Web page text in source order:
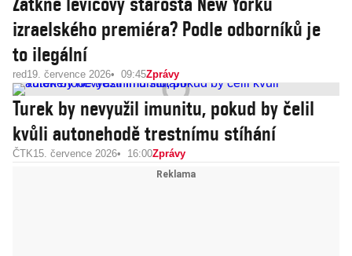
izraelského premiéra? Podle odborníků je
to ilegální
red19. července 2026 09:45Zprávy
Turek by nevyužil imunitu, pokud by čelil
kvůli autonehodě trestnímu stíhání
ČTK15. července 2026 16:00Zprávy